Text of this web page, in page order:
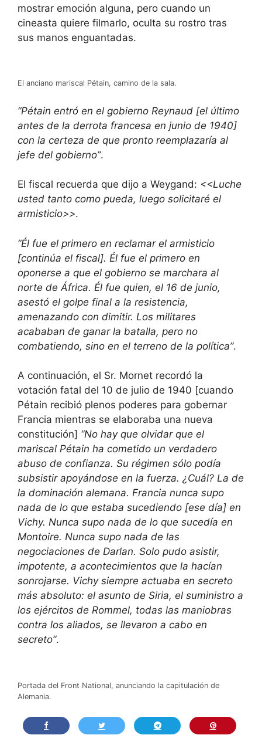
mostrar emoción alguna, pero cuando un
cineasta quiere filmarlo, oculta su rostro tras
sus manos enguantadas.
El anciano mariscal Pétain, camino de la sala.
“Pétain entró en el gobierno Reynaud [el último
antes de la derrota francesa en junio de 1940]
con la certeza de que pronto reemplazaría al
jefe del gobierno”.
El fiscal recuerda que dijo a Weygand: <<Luche
usted tanto como pueda, luego solicitaré el
armisticio>>.
“Él fue el primero en reclamar el armisticio
[continúa el fiscal]. Él fue el primero en
oponerse a que el gobierno se marchara al
norte de África. Él fue quien, el 16 de junio,
asestó el golpe final a la resistencia,
amenazando con dimitir. Los militares
acababan de ganar la batalla, pero no
combatiendo, sino en el terreno de la política”.
A continuación, el Sr. Mornet recordó la
votación fatal del 10 de julio de 1940 [cuando
Pétain recibió plenos poderes para gobernar
Francia mientras se elaboraba una nueva
constitución] “No hay que olvidar que el
mariscal Pétain ha cometido un verdadero
abuso de confianza. Su régimen sólo podía
subsistir apoyándose en la fuerza. ¿Cuál? La de
la dominación alemana. Francia nunca supo
nada de lo que estaba sucediendo [ese día] en
Vichy. Nunca supo nada de lo que sucedía en
Montoire. Nunca supo nada de las
negociaciones de Darlan. Solo pudo asistir,
impotente, a acontecimientos que la hacían
sonrojarse. Vichy siempre actuaba en secreto
más absoluto: el asunto de Siria, el suministro a
los ejércitos de Rommel, todas las maniobras
contra los aliados, se llevaron a cabo en
secreto”.
Portada del Front National, anunciando la capitulación de
Alemania.